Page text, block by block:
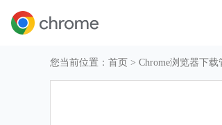
您当前位置： 首页 > Chrome浏览器下